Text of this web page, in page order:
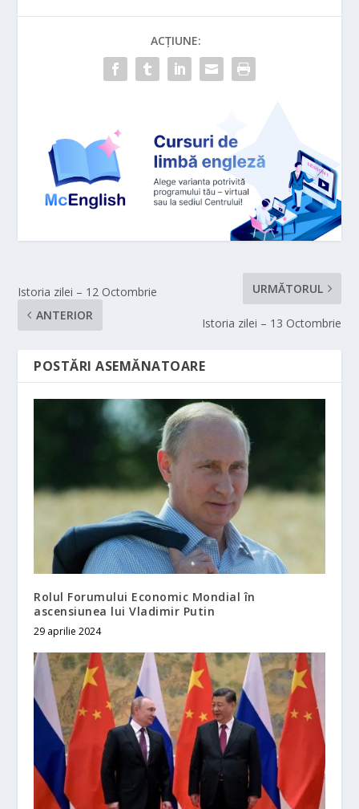
ACȚIUNE:
Istoria zilei – 12 Octombrie
ANTERIOR
URMĂTORUL
Istoria zilei – 13 Octombrie
POSTĂRI ASEMĂNATOARE
Rolul Forumului Economic Mondial în
ascensiunea lui Vladimir Putin
29 aprilie 2024